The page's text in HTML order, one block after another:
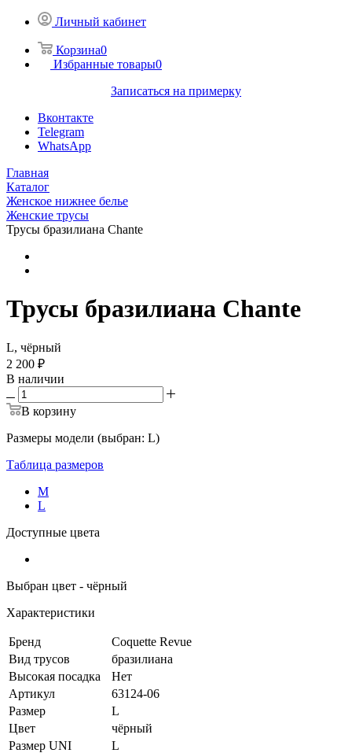
Личный кабинет
Корзина0
Избранные товары0
Записаться на примерку
Вконтакте
Telegram
WhatsApp
Главная
Каталог
Женское нижнее белье
Женские трусы
Трусы бразилиана Chante
Трусы бразилиана Chante
L, чёрный
2 200 ₽
В наличии
В корзину
Размеры модели (выбран: L)
Таблица размеров
M
L
Доступные цвета
Выбран цвет - чёрный
Характеристики
Бренд
Coquette Revue
Вид трусов
бразилиана
Высокая посадка
Нет
Артикул
63124-06
Размер
L
Цвет
чёрный
Размер UNI
L